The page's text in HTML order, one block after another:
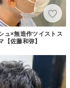
ュ×無造作ツイストス
【佐藤和弥】